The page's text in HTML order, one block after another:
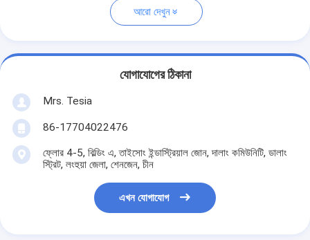
আরো দেখুন
যোগাযোগের ঠিকানা
Mrs. Tesia
86-17704022476
ফ্লোর 4-5, বিল্ডিং এ, তাইসোং ইন্ডাস্ট্রিয়াল জোন, দালাং কমিউনিটি, ডালাং
স্ট্রিট, লংহুয়া জেলা, শেনজেন, চীন
এখন যোগাযোগ